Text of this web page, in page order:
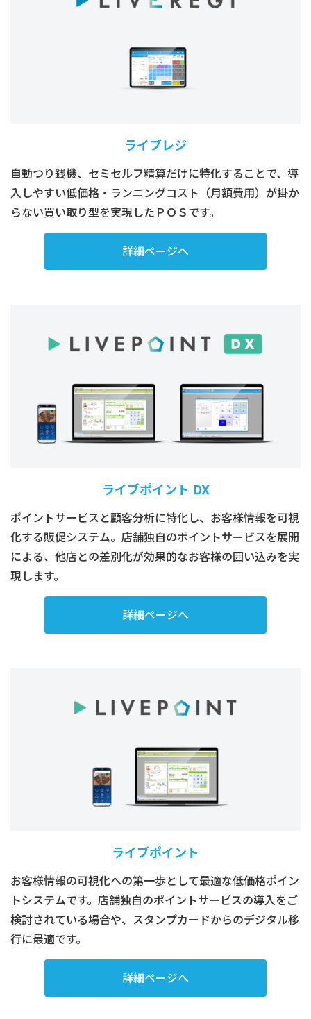
ライブレジ
自動つり銭機、セミセルフ精算だけに特化することで、導
入しやすい低価格・ランニングコスト（月額費用）が掛か
らない買い取り型を実現したＰＯＳです。
詳細ページへ
ライブポイント DX
ポイントサービスと顧客分析に特化し、お客様情報を可視
化する販促システム。店舗独自のポイントサービスを展開
による、他店との差別化が効果的なお客様の囲い込みを実
現します。
詳細ページへ
ライブポイント
お客様情報の可視化への第一歩として最適な低価格ポイン
トシステムです。店舗独自のポイントサービスの導入をご
検討されている場合や、スタンプカードからのデジタル移
行に最適です。
詳細ページへ